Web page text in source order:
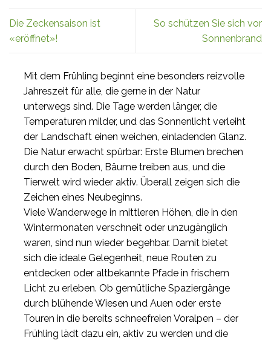
Mit dem Frühling beginnt eine besonders reizvolle
Jahreszeit für alle, die gerne in der Natur
unterwegs sind. Die Tage werden länger, die
Temperaturen milder, und das Sonnenlicht verleiht
der Landschaft einen weichen, einladenden Glanz.
Die Natur erwacht spürbar: Erste Blumen brechen
durch den Boden, Bäume treiben aus, und die
Tierwelt wird wieder aktiv. Überall zeigen sich die
Zeichen eines Neubeginns.
Viele Wanderwege in mittleren Höhen, die in den
Wintermonaten verschneit oder unzugänglich
waren, sind nun wieder begehbar. Damit bietet
sich die ideale Gelegenheit, neue Routen zu
entdecken oder altbekannte Pfade in frischem
Licht zu erleben. Ob gemütliche Spaziergänge
durch blühende Wiesen und Auen oder erste
Touren in die bereits schneefreien Voralpen – der
Frühling lädt dazu ein, aktiv zu werden und die
Die Zeckensaison ist
«eröffnet»!
So schützen Sie sich vor
Sonnenbrand